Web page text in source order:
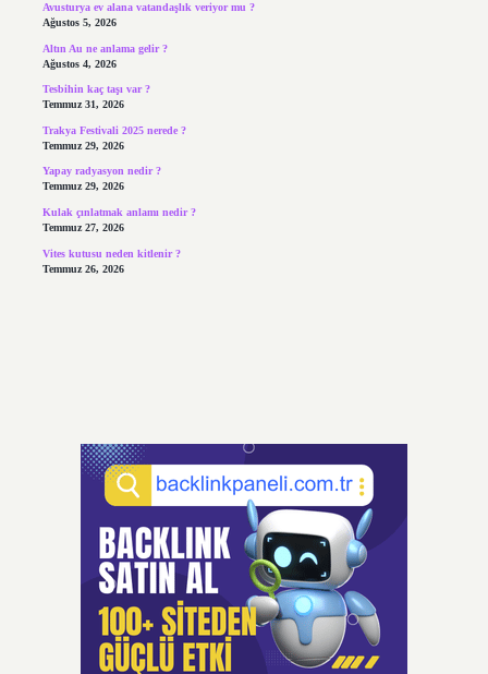
Avusturya ev alana vatandaşlık veriyor mu ?
Ağustos 5, 2026
Altın Au ne anlama gelir ?
Ağustos 4, 2026
Tesbihin kaç taşı var ?
Temmuz 31, 2026
Trakya Festivali 2025 nerede ?
Temmuz 29, 2026
Yapay radyasyon nedir ?
Temmuz 29, 2026
Kulak çınlatmak anlamı nedir ?
Temmuz 27, 2026
Vites kutusu neden kitlenir ?
Temmuz 26, 2026